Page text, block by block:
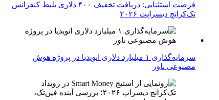
فرصت استثنایی: دریافت تخفیف ۴۰۰ دلاری بلیط کنفرانس
تک‌کرانچ دیسراپت ۲۰۲۶
سرمایه‌گذاری ۱ میلیارد دلاری انویدیا در پروژه هوش
مصنوعی ناور